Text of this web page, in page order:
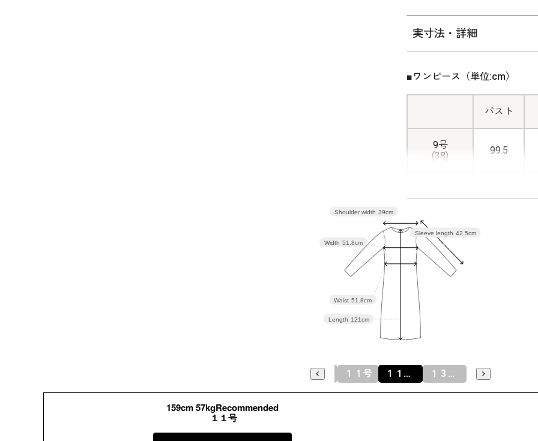
実寸法・詳細
■ワンピース（単位:cm）
バスト
9号
(38)
99.5
(40)
13号
(42)
15号
Sleeve length 42.5cm
Length 121cm
Waist 51.8cm
Width 51.8cm
Shoulder width 39cm
９号 １１号 １１号(４０) １３号(４２) １３号
159cm 57kgRecommended
１１号